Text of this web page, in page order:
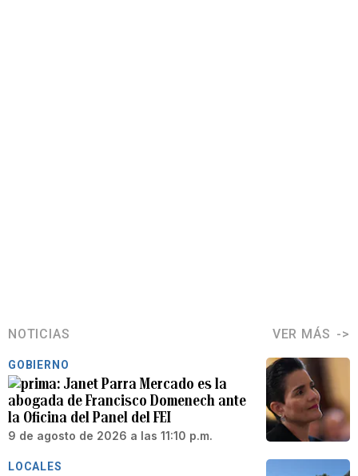
NOTICIAS VER MÁS
GOBIERNO
Janet Parra Mercado es la
abogada de Francisco Domenech ante
la Oficina del Panel del FEI
9 de agosto de 2026 a las 11:10 p.m.
LOCALES